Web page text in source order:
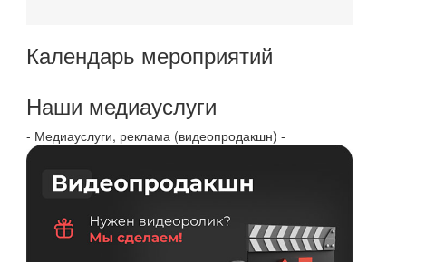
Календарь мероприятий
Наши медиауслуги
- Медиауслуги, реклама (видеопродакшн) -